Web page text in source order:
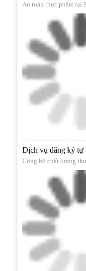
An toàn thực phẩm tại
Dịch vụ đăng ký tự
Công bố chất lượng